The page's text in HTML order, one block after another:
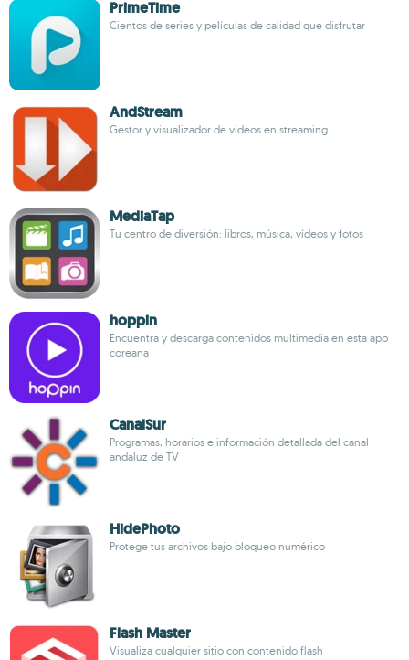
PrimeTime
Cientos de series y películas de calidad que disfrutar
AndStream
Gestor y visualizador de vídeos en streaming
MediaTap
Tu centro de diversión: libros, música, vídeos y fotos
hoppin
Encuentra y descarga contenidos multimedia en esta app
coreana
CanalSur
Programas, horarios e información detallada del canal
andaluz de TV
HidePhoto
Protege tus archivos bajo bloqueo numérico
Flash Master
Visualiza cualquier sitio con contenido flash